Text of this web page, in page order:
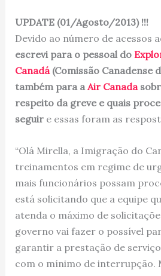
UPDATE (01/Agosto/2013) !!!
Devido ao número de acessos
escrevi para o pessoal do
Canadá(Comissão Canadense
também para a Air Canada
respeito da greve e quais
seguire essas foram as
“Olá Mirella, a Imigração do
treinamentos em regime de
mais funcionários possam
está solicitando que a equipe
atenda o máximo de
governo vai fazer o possível
garantir a prestação de
com o mínimo de interrupção.